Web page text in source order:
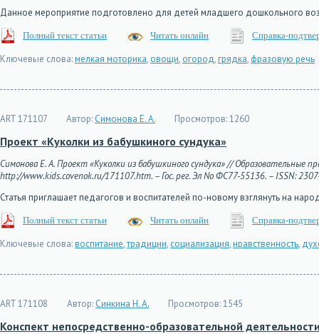
Данное мероприятие подготовлено для детей младшего дошкольного
Полный текст статьи Читать онлайн Справка-
Ключевые слова:мелкая моторика, овощи, огород,грядка, фразовую речь
ART 171107 Автор: Симонова Е. А. Просмотров:1260
Проект «Куколки из бабушкиного сундука»
Симонова Е. А. Проект «Куколки из бабушкиного сундука» // Образовательные
http://www.kids.covenok.ru/171107.htm. – Гос. рег. Эл No ФС77-55136. – ISSN:
Статья приглашает педагогов и воспитателей по-новому взглянуть на
Полный текст статьи Читать онлайн Справка-
Ключевые слова:воспитание,традиции, социализация,нравственность,
ART 171108 Автор: Синкина Н. А. Просмотров:1545
Конспект непосредственно-образовательной